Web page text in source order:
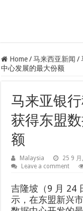
Home / 马来西亚新闻 /
中心发展的最大份额
马来亚银
获得东盟
额
Malaysia 25 9
Leave a comment
吉隆坡（9 月 24
示，在东盟新兴